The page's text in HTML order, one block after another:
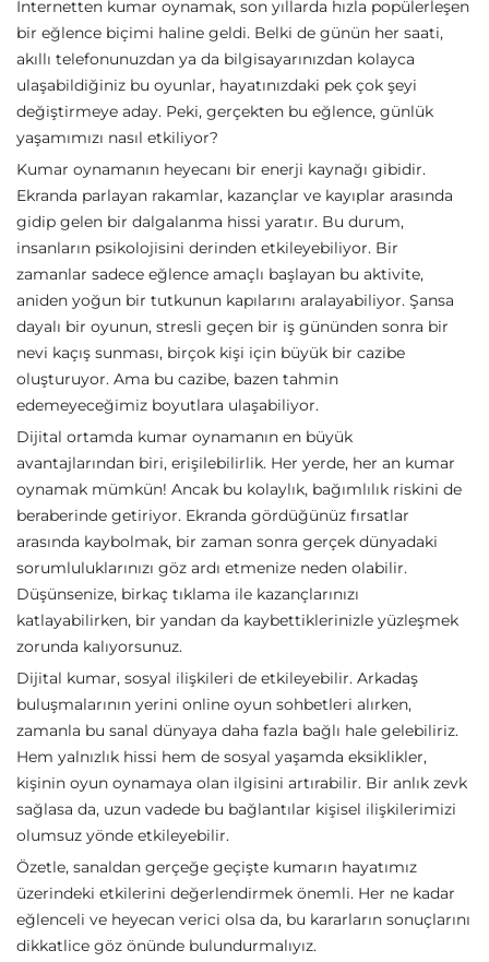
İnternetten kumar oynamak, son yıllarda hızla popülerleşen
bir eğlence biçimi haline geldi. Belki de günün her saati,
akıllı telefonunuzdan ya da bilgisayarınızdan kolayca
ulaşabildiğiniz bu oyunlar, hayatınızdaki pek çok şeyi
değiştirmeye aday. Peki, gerçekten bu eğlence, günlük
yaşamımızı nasıl etkiliyor?
Kumar oynamanın heyecanı bir enerji kaynağı gibidir.
Ekranda parlayan rakamlar, kazançlar ve kayıplar arasında
gidip gelen bir dalgalanma hissi yaratır. Bu durum,
insanların psikolojisini derinden etkileyebiliyor. Bir
zamanlar sadece eğlence amaçlı başlayan bu aktivite,
aniden yoğun bir tutkunun kapılarını aralayabiliyor. Şansa
dayalı bir oyunun, stresli geçen bir iş gününden sonra bir
nevi kaçış sunması, birçok kişi için büyük bir cazibe
oluşturuyor. Ama bu cazibe, bazen tahmin
edemeyeceğimiz boyutlara ulaşabiliyor.
Dijital ortamda kumar oynamanın en büyük
avantajlarından biri, erişilebilirlik. Her yerde, her an kumar
oynamak mümkün! Ancak bu kolaylık, bağımlılık riskini de
beraberinde getiriyor. Ekranda gördüğünüz fırsatlar
arasında kaybolmak, bir zaman sonra gerçek dünyadaki
sorumluluklarınızı göz ardı etmenize neden olabilir.
Düşünsenize, birkaç tıklama ile kazançlarınızı
katlayabilirken, bir yandan da kaybettiklerinizle yüzleşmek
zorunda kalıyorsunuz.
Dijital kumar, sosyal ilişkileri de etkileyebilir. Arkadaş
buluşmalarının yerini online oyun sohbetleri alırken,
zamanla bu sanal dünyaya daha fazla bağlı hale gelebiliriz.
Hem yalnızlık hissi hem de sosyal yaşamda eksiklikler,
kişinin oyun oynamaya olan ilgisini artırabilir. Bir anlık zevk
sağlasa da, uzun vadede bu bağlantılar kişisel ilişkilerimizi
olumsuz yönde etkileyebilir.
Özetle, sanaldan gerçeğe geçişte kumarın hayatımız
üzerindeki etkilerini değerlendirmek önemli. Her ne kadar
eğlenceli ve heyecan verici olsa da, bu kararların sonuçlarını
dikkatlice göz önünde bulundurmalıyız.